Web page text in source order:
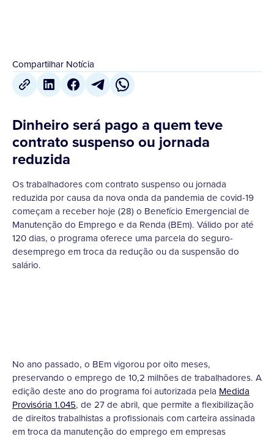
Compartilhar Notícia
Dinheiro será pago a quem teve
contrato suspenso ou jornada
reduzida
Os trabalhadores com contrato suspenso ou jornada
reduzida por causa da nova onda da pandemia de covid-19
começam a receber hoje (28) o Benefício Emergencial de
Manutenção do Emprego e da Renda (BEm). Válido por até
120 dias, o programa oferece uma parcela do seguro-
desemprego em troca da redução ou da suspensão do
salário.
No ano passado, o BEm vigorou por oito meses,
preservando o emprego de 10,2 milhões de trabalhadores. A
edição deste ano do programa foi autorizada pela Medida
Provisória 1.045, de 27 de abril, que permite a flexibilização
de direitos trabalhistas a profissionais com carteira assinada
em troca da manutenção do emprego em empresas